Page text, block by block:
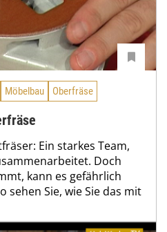
Möbelbau Oberfräse
Ein starkes Team,
Doch
kann es gefährlich
sehen Sie, wie Sie das mit